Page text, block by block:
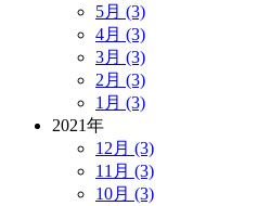
5月 (3)
4月 (3)
3月 (3)
2月 (3)
1月 (3)
2021年
12月 (3)
11月 (3)
10月 (3)